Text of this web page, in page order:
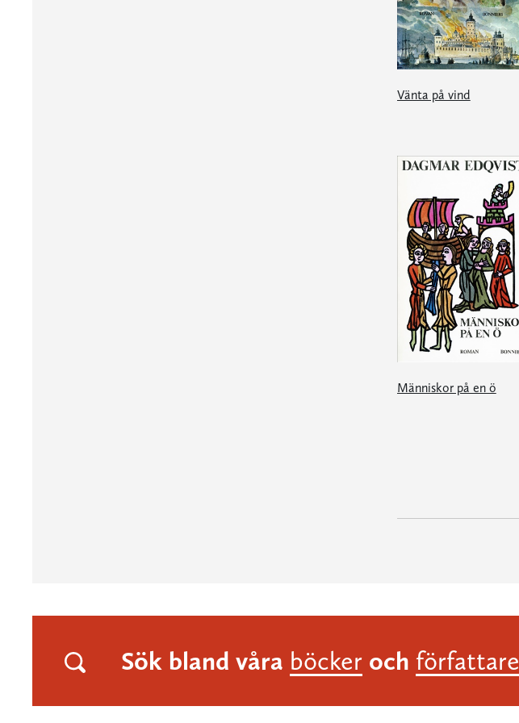
Vänta på vind
Människor på en ö
Sök bland våra böcker och författare